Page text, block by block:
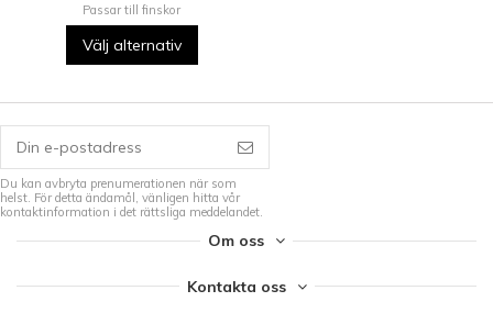
Passar till finskor
Välj alternativ
Du kan avbryta prenumerationen när som
helst. För detta ändamål, vänligen hitta vår
kontaktinformation i det rättsliga meddelandet.
Om oss
Kontakta oss